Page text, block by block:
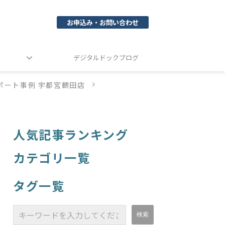
お申込み・お問い合わせ
デジタルドックブログ
ート事例 宇都宮鶴田店
人気記事ランキング
カテゴリ一覧
タグ一覧